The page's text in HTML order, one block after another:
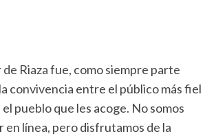
de Riaza fue, como siempre parte
convivencia entre el público más fiel
pueblo que les acoge. No somos
en línea, pero disfrutamos de la